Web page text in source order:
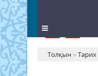
Толқын »Тарих